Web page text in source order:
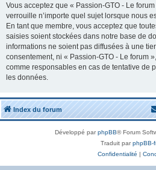
Vous acceptez que « Passion-GTO - Le
verrouille n’importe quel sujet lorsque nous
En tant que membre, vous acceptez que
saisies soient stockées dans notre base de
informations ne soient pas diffusées à une
consentement, ni « Passion-GTO - Le forum
comme responsables en cas de tentative de
les données.
Index du forum
Développé parphpBB® Forum
Traduit parphpBB-
Confidentialité |